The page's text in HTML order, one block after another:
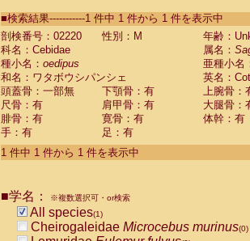
CebidaeSaguinus labiatus(0)
Cebidae Saguinus leucopus (0)
Cebidae
Cebidae
CebidaeSaguinus nigricollis (0)
Cebidae Saguinus oedipus
Cebidae Saguinus weddelli
Cebidae Saguinusspp.
Cebidae Aotus trivirgatus
Cebidae Cebus albifrons
CebidaeCebus nigrivittatus
CebidaeCebus
CebidaeSaimiri boliviensis(0)
■検索結果-----------1 件中 1 件から 1 件を表示中
剖検番号：02220
性別：M
年齢：
科名：Cebidae
属名：
種小名： oedipus
亜種小名
和名：ワタボウシパンシェ
英名：
頭蓋骨：一部無
下顎骨：有
上腕骨：
尺骨：有
肩甲骨：有
大腿骨：
腓骨：有
寛骨：有
体幹：有
手：有
足：有
1 件中 1 件から 1 件を表示中
■学名： ※複数選択可・or検索
All species(1)
Cheirogaleidae Microcebus murinus(0)